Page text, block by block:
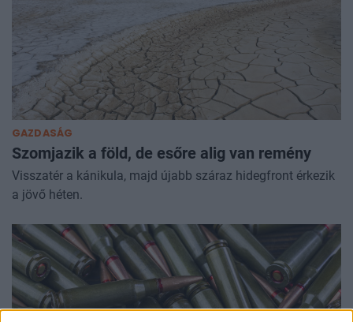
GAZDASÁG
Szomjazik a föld, de esőre alig van remény
Visszatér a kánikula, majd újabb száraz hidegfront érkezik
a jövő héten.